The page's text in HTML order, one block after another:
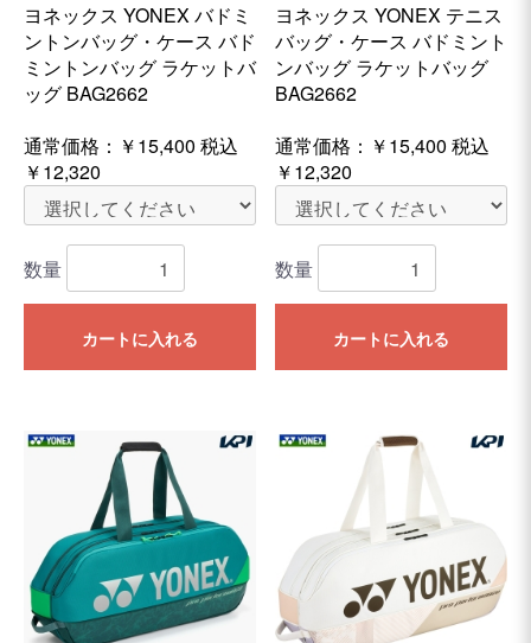
ヨネックス YONEX バドミ
ントンバッグ・ケース バド
ミントンバッグ ラケットバ
ッグ BAG2662
通常価格： ￥15,400 税込
￥12,320
数量
カートに入れる
ヨネックス YONEX テニス
バッグ・ケース バドミント
ンバッグ ラケットバッグ
BAG2662
通常価格： ￥15,400 税込
￥12,320
数量
カートに入れる